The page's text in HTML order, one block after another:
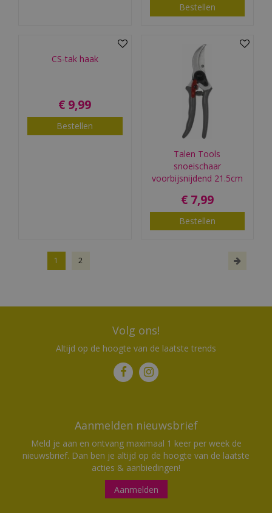
Bestellen
CS-tak haak
€ 9,99
Bestellen
Talen Tools
snoeischaar
voorbijsnijdend 21.5cm
€ 7,99
Bestellen
1 2
Volg ons!
Altijd op de hoogte van de laatste trends
Aanmelden nieuwsbrief
Meld je aan en ontvang maximaal 1 keer per week de
nieuwsbrief. Dan ben je altijd op de hoogte van de laatste
acties & aanbiedingen!
Aanmelden